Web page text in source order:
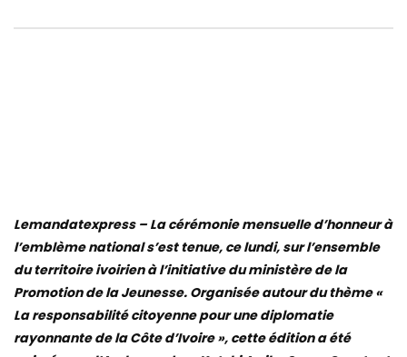
Lemandatexpress – La cérémonie mensuelle d’honneur à
l’emblème national s’est tenue, ce lundi, sur l’ensemble
du territoire ivoirien à l’initiative du ministère de la
Promotion de la Jeunesse. Organisée autour du thème «
La responsabilité citoyenne pour une diplomatie
rayonnante de la Côte d’Ivoire », cette édition a été